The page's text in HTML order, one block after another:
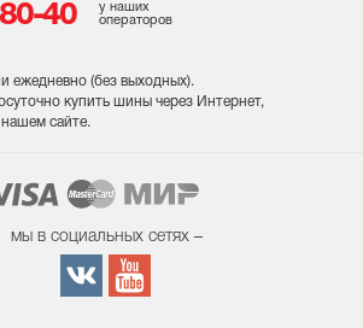
40
у наших
операторов
ежедневно (без выходных).
купить шины через Интернет,
сайте.
мы в социальных сетях –